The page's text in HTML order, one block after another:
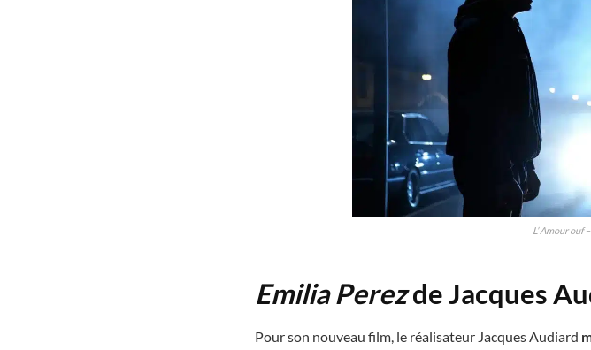
L’ Amour ouf–
Emilia Perezde Jacques
Pour son nouveau film, le réalisateur Jacques Audiard